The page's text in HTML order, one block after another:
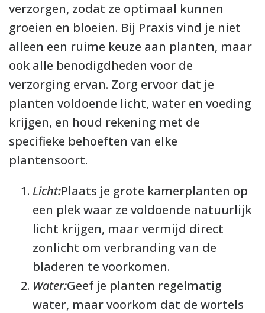
verzorgen, zodat ze optimaal kunnen
groeien en bloeien. Bij Praxis vind je niet
alleen een ruime keuze aan planten, maar
ook alle benodigdheden voor de
verzorging ervan. Zorg ervoor dat je
planten voldoende licht, water en voeding
krijgen, en houd rekening met de
specifieke behoeften van elke
plantensoort.
Licht:Plaats je grote kamerplanten op
een plek waar ze voldoende natuurlijk
licht krijgen, maar vermijd direct
zonlicht om verbranding van de
bladeren te voorkomen.
Water:Geef je planten regelmatig
water, maar voorkom dat de wortels